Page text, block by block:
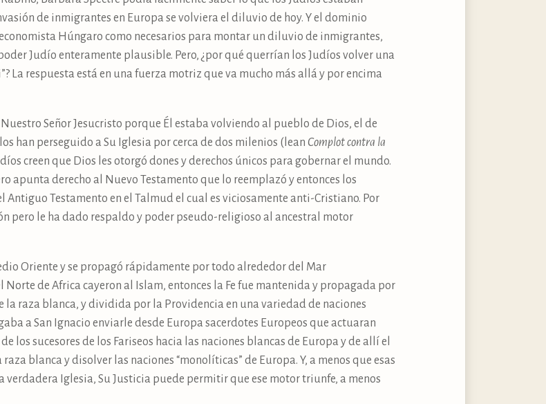
de inmigrantes en Europa se volviera el diluvio de hoy. Y el dominio
Húngaro como necesarios para montar un diluvio de inmigrantes,
Judío enteramente plausible. Pero, ¿por qué querrían los Judíos volver una
La respuesta está en una fuerza motriz que va mucho más allá y por encima
Señor Jesucristo porque Él estaba volviendo al pueblo de Dios, el de
han perseguido a Su Iglesia por cerca de dos milenios (lean Complot contra la
creen que Dios les otorgó dones y derechos únicos para gobernar el mundo.
apunta derecho al Nuevo Testamento que lo reemplazó y entonces los
Antiguo Testamento en el Talmud el cual es viciosamente anti-Cristiano. Por
pero le ha dado respaldo y poder pseudo-religioso al ancestral motor
Oriente y se propagó rápidamente por todo alrededor del Mar
de Africa cayeron al Islam, entonces la Fe fue mantenida y propagada por
raza blanca, y dividida por la Providencia en una variedad de naciones
a San Ignacio enviarle desde Europa sacerdotes Europeos que actuaran
los sucesores de los Fariseos hacia las naciones blancas de Europa y de allí el
blanca y disolver las naciones “monolíticas” de Europa. Y, a menos que esas
verdadera Iglesia, Su Justicia puede permitir que ese motor triunfe, a menos